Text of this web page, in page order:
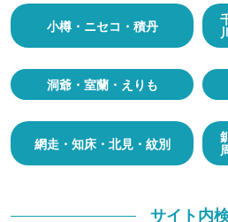
小樽・ニセコ・積丹
洞爺・室蘭・えりも
網走・知床・北見・紋別
サイト内